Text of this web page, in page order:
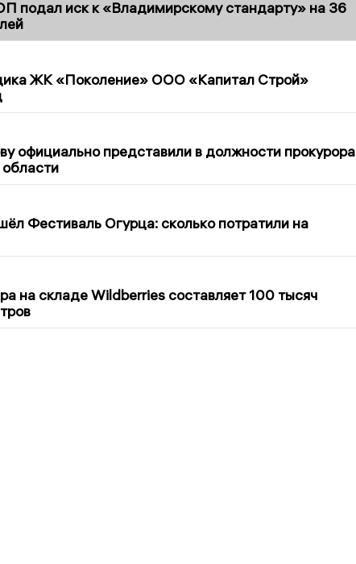
подал иск к «Владимирскому стандарту» на 36
ЖК «Поколение» ООО «Капитал Строй»
официально представили в должности прокурора
Фестиваль Огурца: сколько потратили на
на складе Wildberries составляет 100 тысяч